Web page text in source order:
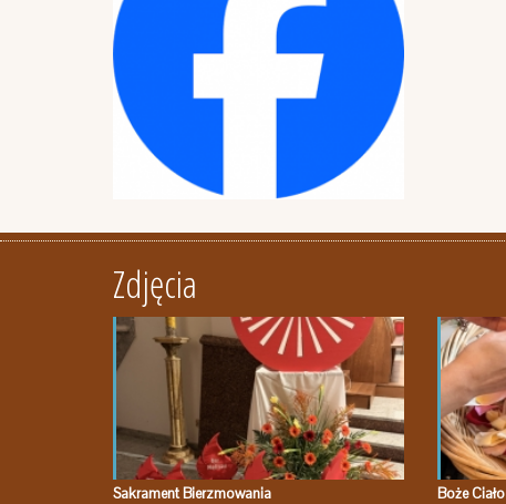
Zdjęcia
Sakrament Bierzmowania Boże Ciało